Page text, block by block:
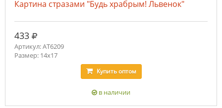
Картина стразами "Будь храбрым! Львенок"
433 руб.
Артикул: AT6209
Размер: 14х17
Купитьоптом
в наличии